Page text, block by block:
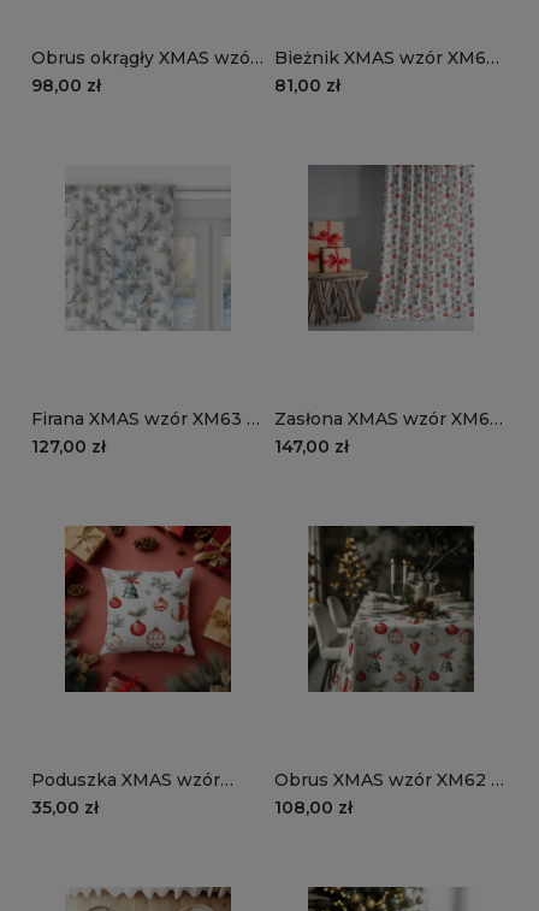
Obrus okrągły XMAS wzór
XM63 | Ptaki na gałązkach
98,00 zł
Bieżnik XMAS wzór XM63 |
Ptaki na gałązkach
81,00 zł
Firana XMAS wzór XM63 |
Ptaki na gałązkach
127,00 zł
Zasłona XMAS wzór XM62
| Bombki choinkowe
147,00 zł
Poduszka XMAS wzór
XM62 | Bombki
35,00 zł
Obrus XMAS wzór XM62 |
Bombki choinkowe
108,00 zł